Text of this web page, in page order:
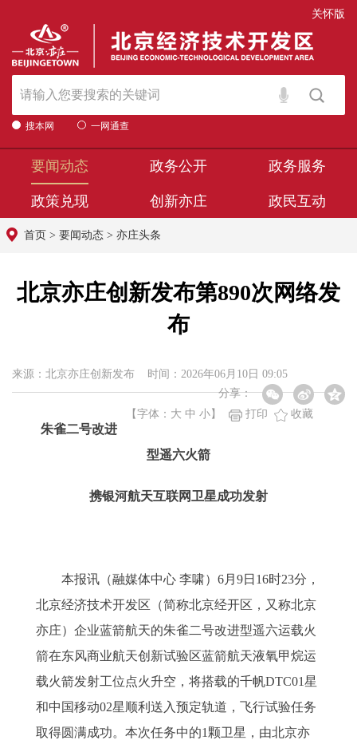
关怀版
搜本网 一网通查
要闻动态 政务公开 政务服务
政策兑现 创新亦庄 政民互动
首页 > 要闻动态 > 亦庄头条
北京亦庄创新发布第890次网络发
布
来源：北京亦庄创新发布 时间：2026年06月10日 09:05
分享：
【字体： 大 中 小 】 打印 收藏
朱雀二号改进
型遥六火箭
携银河航天互联网卫星成功发射
本报讯（融媒体中心 李啸）6月9日16时23分，
北京经济技术开发区（简称北京经开区，又称北京
亦庄）企业蓝箭航天的朱雀二号改进型遥六运载火
箭在东风商业航天创新试验区蓝箭航天液氧甲烷运
载火箭发射工位点火升空，将搭载的千帆DTC01星
和中国移动02星顺利送入预定轨道，飞行试验任务
取得圆满成功。本次任务中的1颗卫星，由北京亦